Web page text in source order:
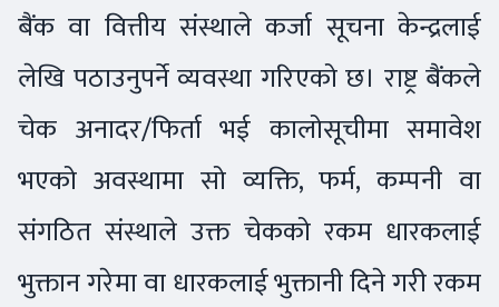
बैंक वा वित्तीय संस्थाले कर्जा सूचना केन्द्रलाई
लेखि पठाउनुपर्ने व्यवस्था गरिएको छ। राष्ट्र बैंकले
चेक अनादर/फिर्ता भई कालोसूचीमा समावेश
भएको अवस्थामा सो व्यक्ति, फर्म, कम्पनी वा
संगठित संस्थाले उक्त चेकको रकम धारकलाई
भुक्तान गरेमा वा धारकलाई भुक्तानी दिने गरी रकम